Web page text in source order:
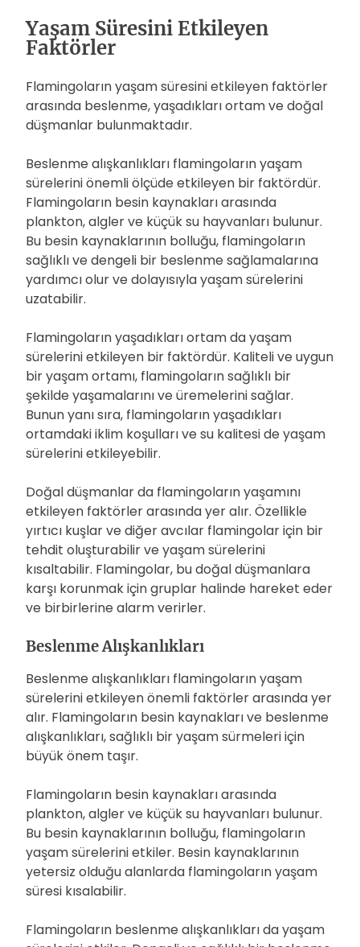
Yaşam Süresini Etkileyen
Faktörler
Flamingoların yaşam süresini etkileyen faktörler
arasında beslenme, yaşadıkları ortam ve doğal
düşmanlar bulunmaktadır.
Beslenme alışkanlıkları flamingoların yaşam
sürelerini önemli ölçüde etkileyen bir faktördür.
Flamingoların besin kaynakları arasında
plankton, algler ve küçük su hayvanları bulunur.
Bu besin kaynaklarının bolluğu, flamingoların
sağlıklı ve dengeli bir beslenme sağlamalarına
yardımcı olur ve dolayısıyla yaşam sürelerini
uzatabilir.
Flamingoların yaşadıkları ortam da yaşam
sürelerini etkileyen bir faktördür. Kaliteli ve uygun
bir yaşam ortamı, flamingoların sağlıklı bir
şekilde yaşamalarını ve üremelerini sağlar.
Bunun yanı sıra, flamingoların yaşadıkları
ortamdaki iklim koşulları ve su kalitesi de yaşam
sürelerini etkileyebilir.
Doğal düşmanlar da flamingoların yaşamını
etkileyen faktörler arasında yer alır. Özellikle
yırtıcı kuşlar ve diğer avcılar flamingolar için bir
tehdit oluşturabilir ve yaşam sürelerini
kısaltabilir. Flamingolar, bu doğal düşmanlara
karşı korunmak için gruplar halinde hareket eder
ve birbirlerine alarm verirler.
Beslenme Alışkanlıkları
Beslenme alışkanlıkları flamingoların yaşam
sürelerini etkileyen önemli faktörler arasında yer
alır. Flamingoların besin kaynakları ve beslenme
alışkanlıkları, sağlıklı bir yaşam sürmeleri için
büyük önem taşır.
Flamingoların besin kaynakları arasında
plankton, algler ve küçük su hayvanları bulunur.
Bu besin kaynaklarının bolluğu, flamingoların
yaşam sürelerini etkiler. Besin kaynaklarının
yetersiz olduğu alanlarda flamingoların yaşam
süresi kısalabilir.
Flamingoların beslenme alışkanlıkları da yaşam